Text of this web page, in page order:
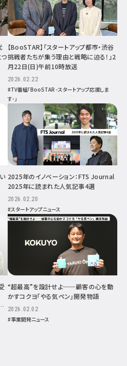
【BooSTAR】「スタートアップ都市・渋谷
挑戦者たちが集う理由と戦略に迫る！」2
月22日(日)午前10時放送
2026.02.22
#TV番組「BooSTAR -スタートアップ応援しま
す-」
2025年のイノベーション：FTS Journal
2025年に読まれた人気記事4選
2026.02.20
#スタートアップニュース
“超最高”を設計せよ──顧客の心を動
かすコクヨ「やる気ペン」開発物語
2026.02.02
#事業開発ニュース